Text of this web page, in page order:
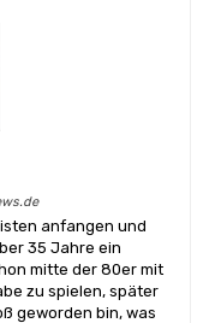
anfangen und
35 Jahre ein
mitte der 80er mit
zu spielen, später
geworden bin, was